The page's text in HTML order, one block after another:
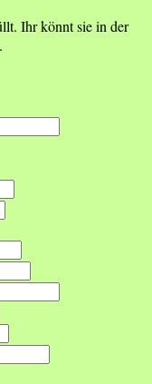
Ihr könnt sie in der